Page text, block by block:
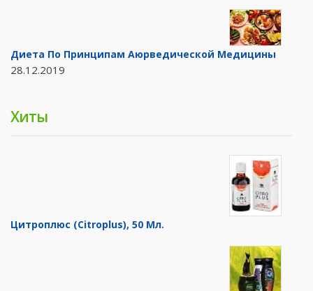
Диета По Принципам Аюрведической Медицины
28.12.2019
Хиты
Цитроплюс (Citroplus), 50 Мл.